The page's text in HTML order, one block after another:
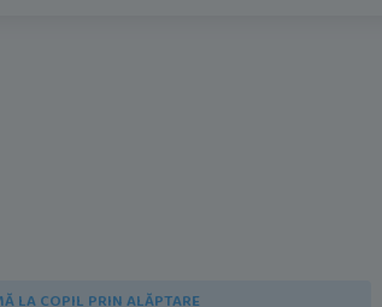
LA COPIL PRIN ALĂPTARE